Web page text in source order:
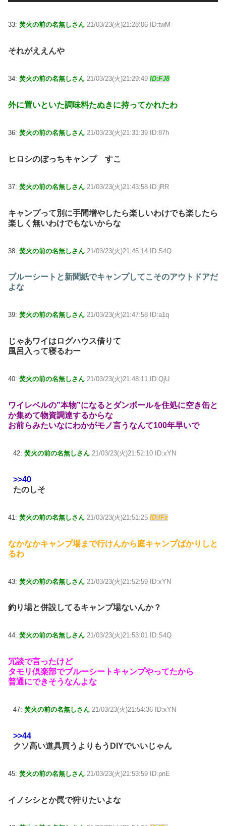
33: 焚火の前の名無しさん 21/03/23(火)21:28:06 ID:twM
それがええんや
34: 焚火の前の名無しさん 21/03/23(火)21:29:49 ID:FJ8
外に置いといた調味料たぬきに持ってかれたわ
36: 焚火の前の名無しさん 21/03/23(火)21:31:39 ID:87h
ヒロシのぼっちキャンプ すこ
37: 焚火の前の名無しさん 21/03/23(火)21:43:58 ID:jRR
キャンプって別に手間増やしたら楽しいわけでも楽したら
楽しく無いわけでもないからな
38: 焚火の前の名無しさん 21/03/23(火)21:46:14 ID:S4Q
ブルーシートと新聞紙でキャンプしてこそのアウトドアだ
よな
39: 焚火の前の名無しさん 21/03/23(火)21:47:58 ID:a1q
じゃあワイはログハウス借りて
風呂入って寝るわー
40: 焚火の前の名無しさん 21/03/23(火)21:48:11 ID:QjU
ワイレベルの”本物”になるとダンボールを住処に空き缶と
か集めて物資調達するからな
お前らみたいなにわかがモノ言うなんて100年早いで
42: 焚火の前の名無しさん 21/03/23(火)21:52:10 ID:xYN
>>40
たのしそ
41: 焚火の前の名無しさん 21/03/23(火)21:51:25 ID:lFz
なかなかキャンプ場まで行けんから庭キャンプばかりしと
るわ
43: 焚火の前の名無しさん 21/03/23(火)21:52:59 ID:xYN
釣り場と併設してるキャンプ場ないんか？
44: 焚火の前の名無しさん 21/03/23(火)21:53:01 ID:S4Q
冗談で言ったけど
タモリ倶楽部でブルーシートキャンプやってたから
普通にできそうなんよな
47: 焚火の前の名無しさん 21/03/23(火)21:54:36 ID:xYN
>>44
クソ高い道具買うよりもうDIYでいいじゃん
45: 焚火の前の名無しさん 21/03/23(火)21:53:59 ID:pnE
イノシシとか罠で狩りたいよな